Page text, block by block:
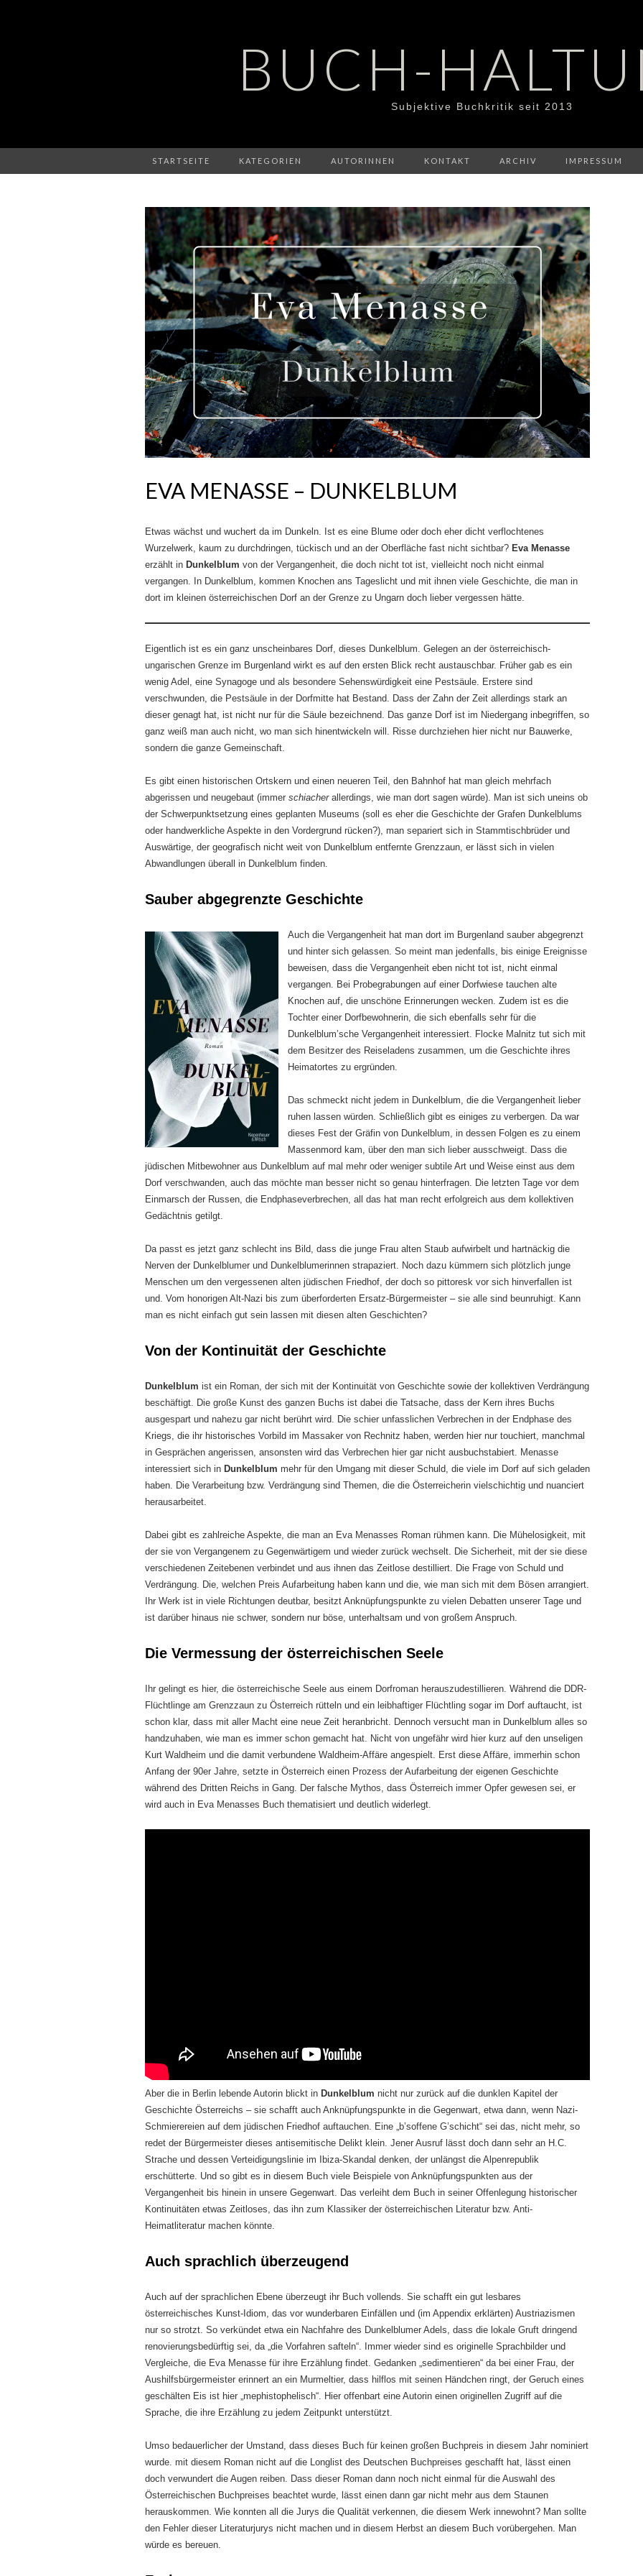
BUCH-
Subjektive Buchkritik seit 2013
STARTSEITE KATEGORIEN AUTORINNEN KONTAKT ARCHIV IMPRESSUM
EVA MENASSE – DUNKELBLUM
Etwas wächst und wuchert da im Dunkeln. Ist es eine Blume oder doch eher dicht verflochtenes
Wurzelwerk, kaum zu durchdringen, tückisch und an der Oberfläche fast nicht sichtbar? Eva Menasse
erzählt in Dunkelblum von der Vergangenheit, die doch nicht tot ist, vielleicht noch nicht einmal
vergangen. In Dunkelblum, kommen Knochen ans Tageslicht und mit ihnen viele Geschichte, die man in
dort im kleinen österreichischen Dorf an der Grenze zu Ungarn doch lieber vergessen hätte.
Eigentlich ist es ein ganz unscheinbares Dorf, dieses Dunkelblum. Gelegen an der österreichisch-
ungarischen Grenze im Burgenland wirkt es auf den ersten Blick recht austauschbar. Früher gab es ein
wenig Adel, eine Synagoge und als besondere Sehenswürdigkeit eine Pestsäule. Erstere sind
verschwunden, die Pestsäule in der Dorfmitte hat Bestand. Dass der Zahn der Zeit allerdings stark an
dieser genagt hat, ist nicht nur für die Säule bezeichnend. Das ganze Dorf ist im Niedergang inbegriffen, so
ganz weiß man auch nicht, wo man sich hinentwickeln will. Risse durchziehen hier nicht nur Bauwerke,
sondern die ganze Gemeinschaft.
Es gibt einen historischen Ortskern und einen neueren Teil, den Bahnhof hat man gleich mehrfach
abgerissen und neugebaut (immer schiacher allerdings, wie man dort sagen würde). Man ist sich uneins ob
der Schwerpunktsetzung eines geplanten Museums (soll es eher die Geschichte der Grafen Dunkelblums
oder handwerkliche Aspekte in den Vordergrund rücken?), man separiert sich in Stammtischbrüder und
Auswärtige, der geografisch nicht weit von Dunkelblum entfernte Grenzzaun, er lässt sich in vielen
Abwandlungen überall in Dunkelblum finden.
Sauber abgegrenzte Geschichte
Auch die Vergangenheit hat man dort im Burgenland sauber abgegrenzt
und hinter sich gelassen. So meint man jedenfalls, bis einige Ereignisse
beweisen, dass die Vergangenheit eben nicht tot ist, nicht einmal
vergangen. Bei Probegrabungen auf einer Dorfwiese tauchen alte
Knochen auf, die unschöne Erinnerungen wecken. Zudem ist es die
Tochter einer Dorfbewohnerin, die sich ebenfalls sehr für die
Dunkelblum’sche Vergangenheit interessiert. Flocke Malnitz tut sich mit
dem Besitzer des Reiseladens zusammen, um die Geschichte ihres
Heimatortes zu ergründen.
Das schmeckt nicht jedem in Dunkelblum, die die Vergangenheit lieber
ruhen lassen würden. Schließlich gibt es einiges zu verbergen. Da war
dieses Fest der Gräfin von Dunkelblum, in dessen Folgen es zu einem
Massenmord kam, über den man sich lieber ausschweigt. Dass die
jüdischen Mitbewohner aus Dunkelblum auf mal mehr oder weniger subtile Art und Weise einst aus dem
Dorf verschwanden, auch das möchte man besser nicht so genau hinterfragen. Die letzten Tage vor dem
Einmarsch der Russen, die Endphaseverbrechen, all das hat man recht erfolgreich aus dem kollektiven
Gedächtnis getilgt.
Da passt es jetzt ganz schlecht ins Bild, dass die junge Frau alten Staub aufwirbelt und hartnäckig die
Nerven der Dunkelblumer und Dunkelblumerinnen strapaziert. Noch dazu kümmern sich plötzlich junge
Menschen um den vergessenen alten jüdischen Friedhof, der doch so pittoresk vor sich hinverfallen ist
und. Vom honorigen Alt-Nazi bis zum überforderten Ersatz-Bürgermeister – sie alle sind beunruhigt. Kann
man es nicht einfach gut sein lassen mit diesen alten Geschichten?
Von der Kontinuität der Geschichte
Dunkelblum ist ein Roman, der sich mit der Kontinuität von Geschichte sowie der kollektiven Verdrängung
beschäftigt. Die große Kunst des ganzen Buchs ist dabei die Tatsache, dass der Kern ihres Buchs
ausgespart und nahezu gar nicht berührt wird. Die schier unfasslichen Verbrechen in der Endphase des
Kriegs, die ihr historisches Vorbild im Massaker von Rechnitz haben, werden hier nur touchiert, manchmal
in Gesprächen angerissen, ansonsten wird das Verbrechen hier gar nicht ausbuchstabiert. Menasse
interessiert sich in Dunkelblum mehr für den Umgang mit dieser Schuld, die viele im Dorf auf sich geladen
haben. Die Verarbeitung bzw. Verdrängung sind Themen, die die Österreicherin vielschichtig und nuanciert
herausarbeitet.
Dabei gibt es zahlreiche Aspekte, die man an Eva Menasses Roman rühmen kann. Die Mühelosigkeit, mit
der sie von Vergangenem zu Gegenwärtigem und wieder zurück wechselt. Die Sicherheit, mit der sie diese
verschiedenen Zeitebenen verbindet und aus ihnen das Zeitlose destilliert. Die Frage von Schuld und
Verdrängung. Die, welchen Preis Aufarbeitung haben kann und die, wie man sich mit dem Bösen arrangiert.
Ihr Werk ist in viele Richtungen deutbar, besitzt Anknüpfungspunkte zu vielen Debatten unserer Tage und
ist darüber hinaus nie schwer, sondern nur böse, unterhaltsam und von großem Anspruch.
Die Vermessung der österreichischen Seele
Ihr gelingt es hier, die österreichische Seele aus einem Dorfroman herauszudestillieren. Während die DDR-
Flüchtlinge am Grenzzaun zu Österreich rütteln und ein leibhaftiger Flüchtling sogar im Dorf auftaucht, ist
schon klar, dass mit aller Macht eine neue Zeit heranbricht. Dennoch versucht man in Dunkelblum alles so
handzuhaben, wie man es immer schon gemacht hat. Nicht von ungefähr wird hier kurz auf den unseligen
Kurt Waldheim und die damit verbundene Waldheim-Affäre angespielt. Erst diese Affäre, immerhin schon
Anfang der 90er Jahre, setzte in Österreich einen Prozess der Aufarbeitung der eigenen Geschichte
während des Dritten Reichs in Gang. Der falsche Mythos, dass Österreich immer Opfer gewesen sei, er
wird auch in Eva Menasses Buch thematisiert und deutlich widerlegt.
Aber die in Berlin lebende Autorin blickt in Dunkelblum nicht nur zurück auf die dunklen Kapitel der
Geschichte Österreichs – sie schafft auch Anknüpfungspunkte in die Gegenwart, etwa dann, wenn Nazi-
Schmierereien auf dem jüdischen Friedhof auftauchen. Eine „b’soffene G’schicht“ sei das, nicht mehr, so
redet der Bürgermeister dieses antisemitische Delikt klein. Jener Ausruf lässt doch dann sehr an H.C.
Strache und dessen Verteidigungslinie im Ibiza-Skandal denken, der unlängst die Alpenrepublik
erschütterte. Und so gibt es in diesem Buch viele Beispiele von Anknüpfungspunkten aus der
Vergangenheit bis hinein in unsere Gegenwart. Das verleiht dem Buch in seiner Offenlegung historischer
Kontinuitäten etwas Zeitloses, das ihn zum Klassiker der österreichischen Literatur bzw. Anti-
Heimatliteratur machen könnte.
Auch sprachlich überzeugend
Auch auf der sprachlichen Ebene überzeugt ihr Buch vollends. Sie schafft ein gut lesbares
österreichisches Kunst-Idiom, das vor wunderbaren Einfällen und (im Appendix erklärten) Austriazismen
nur so strotzt. So verkündet etwa ein Nachfahre des Dunkelblumer Adels, dass die lokale Gruft dringend
renovierungsbedürftig sei, da „die Vorfahren safteln“. Immer wieder sind es originelle Sprachbilder und
Vergleiche, die Eva Menasse für ihre Erzählung findet. Gedanken „sedimentieren“ da bei einer Frau, der
Aushilfsbürgermeister erinnert an ein Murmeltier, dass hilflos mit seinen Händchen ringt, der Geruch eines
geschälten Eis ist hier „mephistophelisch“. Hier offenbart eine Autorin einen originellen Zugriff auf die
Sprache, die ihre Erzählung zu jedem Zeitpunkt unterstützt.
Umso bedauerlicher der Umstand, dass dieses Buch für keinen großen Buchpreis in diesem Jahr nominiert
wurde. mit diesem Roman nicht auf die Longlist des Deutschen Buchpreises geschafft hat, lässt einen
doch verwundert die Augen reiben. Dass dieser Roman dann noch nicht einmal für die Auswahl des
Österreichischen Buchpreises beachtet wurde, lässt einen dann gar nicht mehr aus dem Staunen
herauskommen. Wie konnten all die Jurys die Qualität verkennen, die diesem Werk innewohnt? Man sollte
den Fehler dieser Literaturjurys nicht machen und in diesem Herbst an diesem Buch vorübergehen. Man
würde es bereuen.